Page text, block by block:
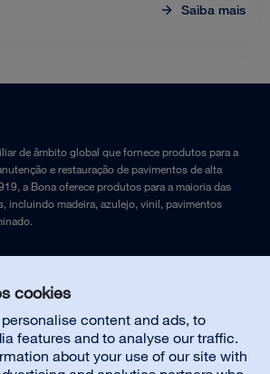
cookies
content and ads, to
features and to analyse our traffic.
about your use of our site with
Saiba mais
de âmbito global que fornece produtos para a
e restauração de pavimentos de alta
a Bona oferece produtos para a maioria das
incluindo madeira, azulejo, vinil, pavimentos